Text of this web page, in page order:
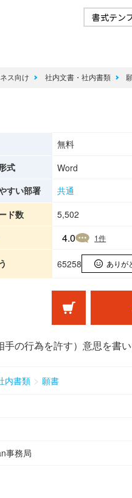
ス向け 社内文書・社内書類
無料
式
Word
すい部署
共通
ド数
5,502
4.0 1件
65258 ありが
の行為を許す）意思を書
内書類 > 願書
事務局